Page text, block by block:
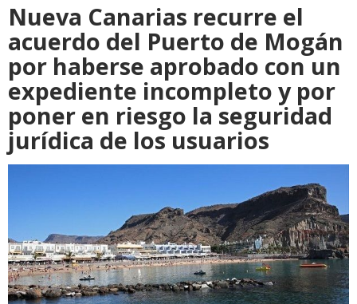
Nueva Canarias recurre el
acuerdo del Puerto de Mogán
por haberse aprobado con un
expediente incompleto y por
poner en riesgo la seguridad
jurídica de los usuarios